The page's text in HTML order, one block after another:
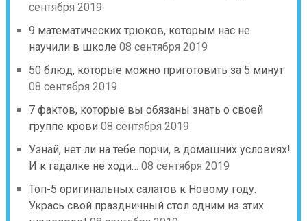
сентября 2019
9 математических трюков, которым нас не
научили в школе 08 сентября 2019
50 блюд, которые можно приготовить за 5 минут
08 сентября 2019
7 фактов, которые вы обязаны знать о своей
группе крови 08 сентября 2019
Узнай, нет ли на тебе порчи, в домашних условиях!
И к гадалке не ходи… 08 сентября 2019
Топ-5 оригинальных салатов к Новому году.
Укрась свой праздничный стол одним из этих